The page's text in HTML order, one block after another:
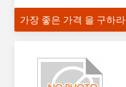
스타 칩 DC5V - 5 미터
길이
가장 좋은 가격 을 구하라